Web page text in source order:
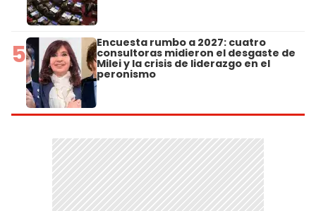
5 Encuesta rumbo a 2027: cuatro
consultoras midieron el desgaste de
Milei y la crisis de liderazgo en el
peronismo